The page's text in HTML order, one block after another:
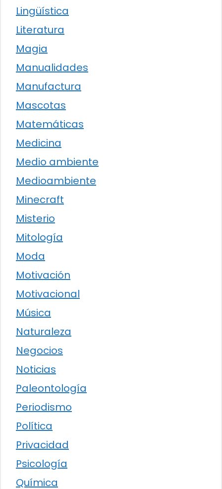
Lingüística
Literatura
Magia
Manualidades
Manufactura
Mascotas
Matemáticas
Medicina
Medio ambiente
Medioambiente
Minecraft
Misterio
Mitología
Moda
Motivación
Motivacional
Música
Naturaleza
Negocios
Noticias
Paleontología
Periodismo
Política
Privacidad
Psicología
Química